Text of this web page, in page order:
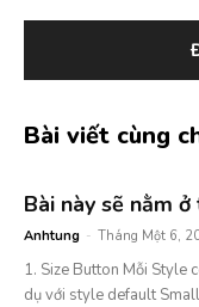
Bài viết cùng
Bài này sẽ nằm
Anhtung - Tháng Một 6,
1. Size Button Mỗi Style
dụ với style default